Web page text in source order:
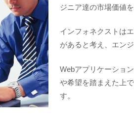
ジニア達の市場価値
インフォネクストは
があると考え、エン
Webアプリケーショ
や希望を踏まえた上
す。